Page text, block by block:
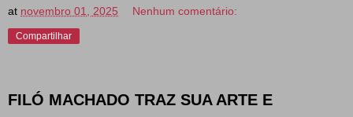
at novembro 01, 2025 Nenhum comentário:
Compartilhar
FILÓ MACHADO TRAZ SUA ARTE E